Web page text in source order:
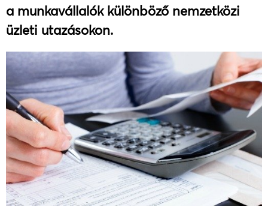
a munkavállalók különböző nemzetközi
üzleti utazásokon.